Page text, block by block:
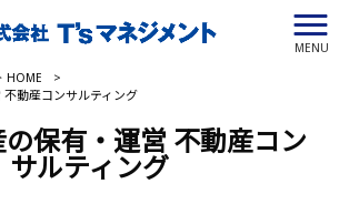
MENU
HOME
>
動産コンサルティング
保有・運営 不動産コン
サルティング